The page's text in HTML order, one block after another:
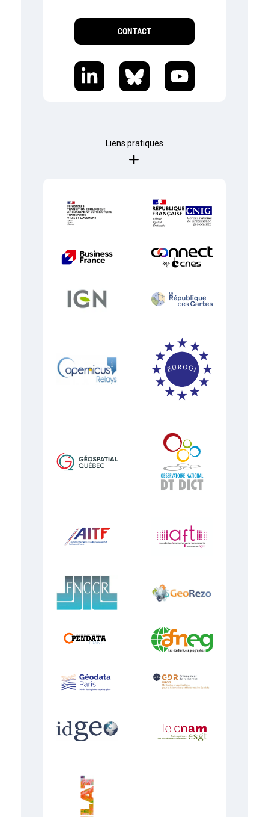
CONTACT
Liens pratiques